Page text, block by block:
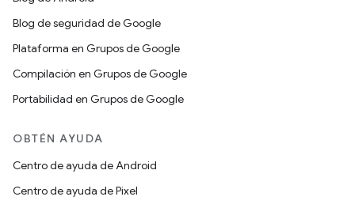
Blog de seguridad de Google
Plataforma en Grupos de Google
Compilación en Grupos de Google
Portabilidad en Grupos de Google
OBTÉN AYUDA
Centro de ayuda de Android
Centro de ayuda de Pixel